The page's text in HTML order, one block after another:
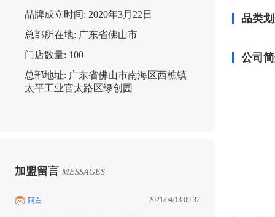
品牌成立时间: 2020年3月22日
总部所在地: 广东省佛山市
门店数量: 100
总部地址: 广东省佛山市南海区西樵镇
太平工业官太路区绿创园
加盟留言 MESSAGES
阿白 2021/04/13 09:32
品类
公司